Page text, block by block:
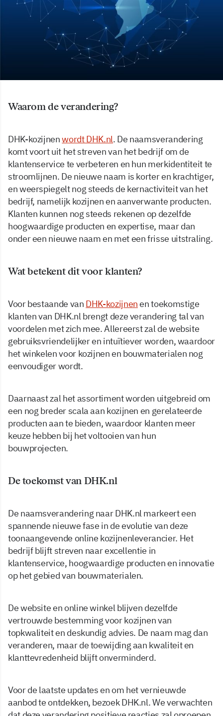
Waarom de verandering?
DHK-kozijnenwordt DHK.nl. De naamsverandering
komt voort uit het streven van het bedrijf om de
klantenservice te verbeteren en hun merkidentiteit te
stroomlijnen. De nieuwe naam is korter en krachtiger,
en weerspiegelt nog steeds de kernactiviteit van het
bedrijf, namelijk kozijnen en aanverwante producten.
Klanten kunnen nog steeds rekenen op dezelfde
hoogwaardige producten en expertise, maar dan
onder een nieuwe naam en met een frisse uitstraling.
Wat betekent dit voor klanten?
Voor bestaande van DHK-kozijnenen toekomstige
klanten van DHK.nl brengt deze verandering tal van
voordelen met zich mee. Allereerst zal de website
gebruiksvriendelijker en intuïtiever worden, waardoor
het winkelen voor kozijnen en bouwmaterialen nog
eenvoudiger wordt.
Daarnaast zal het assortiment worden uitgebreid om
een nog breder scala aan kozijnen en gerelateerde
producten aan te bieden, waardoor klanten meer
keuze hebben bij het voltooien van hun
bouwprojecten.
De toekomst van DHK.nl
De naamsverandering naar DHK.nl markeert een
spannende nieuwe fase in de evolutie van deze
toonaangevende online kozijnenleverancier. Het
bedrijf blijft streven naar excellentie in
klantenservice, hoogwaardige producten en innovatie
op het gebied van bouwmaterialen.
De website en online winkel blijven dezelfde
vertrouwde bestemming voor kozijnen van
topkwaliteit en deskundig advies. De naam mag dan
veranderen, maar de toewijding aan kwaliteit en
klanttevredenheid blijft onverminderd.
Voor de laatste updates en om het vernieuwde
aanbod te ontdekken, bezoek DHK.nl. We verwachten